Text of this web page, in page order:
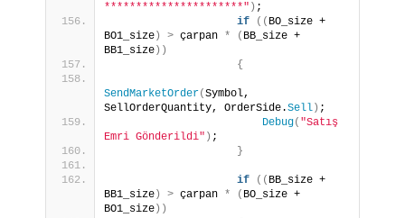
**********************" ) ;
if
(( BO_size +
BO1_size ) > çarpan * ( BB_size +
BB1_size ))
{
SendMarketOrder(Symbol,
SellOrderQuantity, OrderSide.Sell ) ;
Debug( "Satış
Emri Gönderildi" ) ;
}
if (( BB_size +
BB1_size ) > çarpan * ( BO_size +
BO1_size ))